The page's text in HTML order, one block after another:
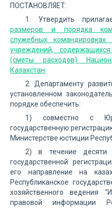
ПОСТАНОВЛЯЕТ:
1. Утвердить
размеров и порядка
служебных командировках
учреждений,
(сметы расходов)
Казахстан
2. Департаменту
установленном
порядке обеспечить:
1) совместно с
государственную
Министерстве юстиции
2) в течение десяти
государственной
его направление на
Республиканское
хозяйственного ведения
правовой информации